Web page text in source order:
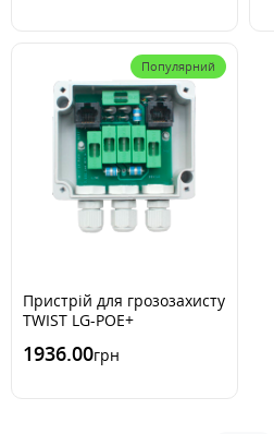
Популярний
Пристрій для грозозахисту
TWIST LG-POE+
1936.00грн